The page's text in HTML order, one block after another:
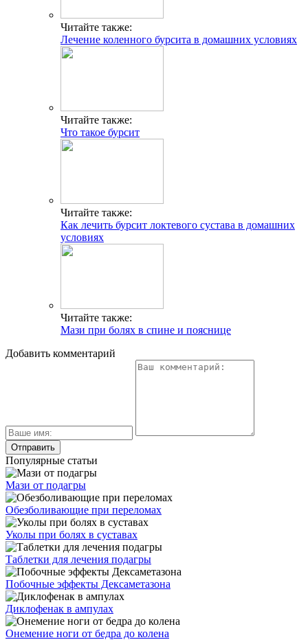
Читайте также:
Лечение коленного бурсита в домашних условиях
Читайте также:
Что такое бурсит
Читайте также:
Как лечить бурсит локтевого сустава в домашних
условиях
Читайте также:
Мази при болях в спине и пояснице
Добавить комментарий
Популярные статьи
Мази от подагры
Обезболивающие при переломах
Уколы при болях в суставах
Таблетки для лечения подагры
Побочные эффекты Дексаметазона
Диклофенак в ампулах
Онемение ноги от бедра до колена